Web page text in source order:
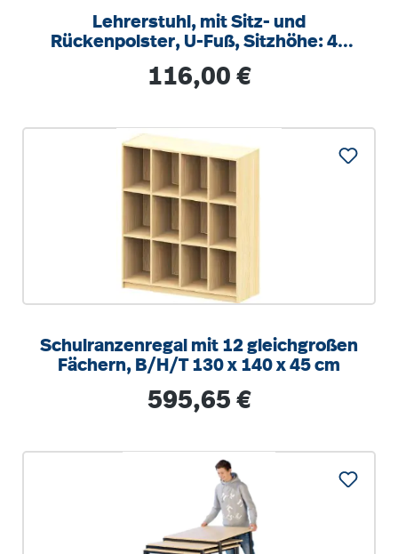
Lehrerstuhl, mit Sitz- und
Rückenpolster, U-Fuß, Sitzhöhe: 46
Regulärer Preis:
116,00 €
Schulranzenregal mit 12 gleichgroßen
Fächern, B/H/T 130 x 140 x 45 cm
Regulärer Preis:
595,65 €